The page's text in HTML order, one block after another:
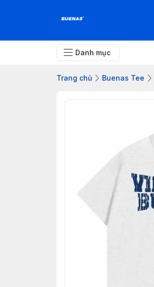
Danh mục
Trang chủ Buenas Tee